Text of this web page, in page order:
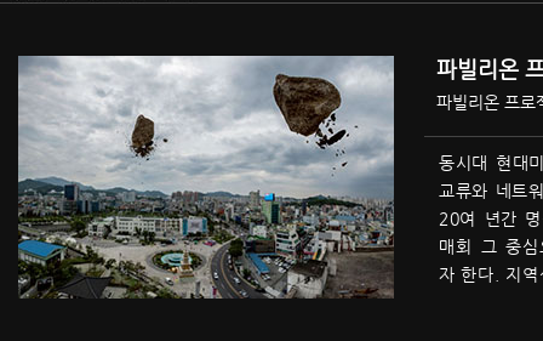
파빌리온
파빌리온 프로
동시대 현대
교류와 네트
20여 년간
매회 그 중심
자 한다. 지